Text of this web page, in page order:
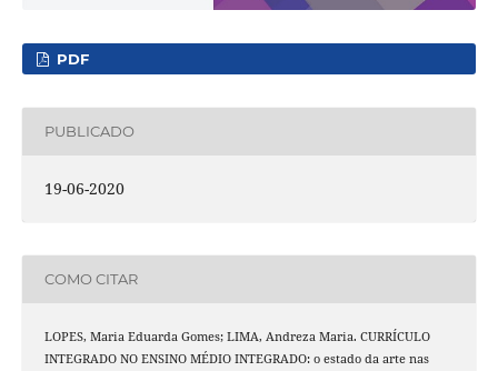
PDF
PUBLICADO
19-06-2020
COMO CITAR
LOPES, Maria Eduarda Gomes; LIMA, Andreza Maria. CURRÍCULO
INTEGRADO NO ENSINO MÉDIO INTEGRADO: o estado da arte nas